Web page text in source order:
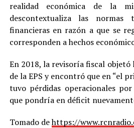
realidad económica de la
descontextualiza las normas
financieras en razón a que se
corresponden a hechos
En 2018, la revisoría fiscal objetó
de la EPS y encontró que en “el
tuvo pérdidas operacionales
que pondría en déficit
Tomado dehttps://